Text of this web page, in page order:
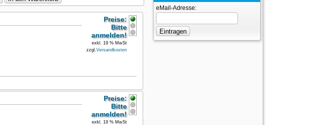
Preise:
Bitte
anmelden!
exkl. 19 % MwSt
zzgl.Versandkosten
Preise:
Bitte
anmelden!
exkl. 19 % MwSt
eMail-Adresse: